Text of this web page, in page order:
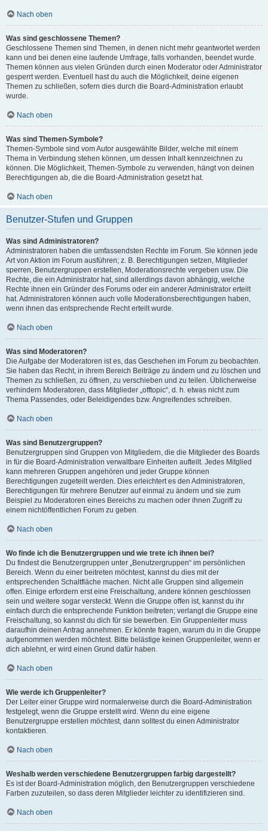
Nach oben
Was sind geschlossene Themen?
Geschlossene Themen sind Themen, in denen nicht mehr geantwortet werden
kann und bei denen eine laufende Umfrage, falls vorhanden, beendet wurde.
Themen können aus vielen Gründen durch einen Moderator oder Administrator
gesperrt werden. Eventuell hast du auch die Möglichkeit, deine eigenen
Themen zu schließen, sofern dies durch die Board-Administration erlaubt
wurde.
Nach oben
Was sind Themen-Symbole?
Themen-Symbole sind vom Autor ausgewählte Bilder, welche mit einem
Thema in Verbindung stehen können, um dessen Inhalt kennzeichnen zu
können. Die Möglichkeit, Themen-Symbole zu verwenden, hängt von deinen
Berechtigungen ab, die die Board-Administration gesetzt hat.
Nach oben
Benutzer-Stufen und Gruppen
Was sind Administratoren?
Administratoren haben die umfassendsten Rechte im Forum. Sie können jede
Art von Aktion im Forum ausführen; z. B. Berechtigungen setzen, Mitglieder
sperren, Benutzergruppen erstellen, Moderationsrechte vergeben usw. Die
Rechte, die ein Administrator hat, sind allerdings davon abhängig, welche
Rechte ihnen ein Gründer des Forums oder ein anderer Administrator erteilt
hat. Administratoren können auch volle Moderationsberechtigungen haben,
wenn ihnen das entsprechende Recht erteilt wurde.
Nach oben
Was sind Moderatoren?
Die Aufgabe der Moderatoren ist es, das Geschehen im Forum zu beobachten.
Sie haben das Recht, in ihrem Bereich Beiträge zu ändern und zu löschen und
Themen zu schließen, zu öffnen, zu verschieben und zu teilen. Üblicherweise
verhindern Moderatoren, dass Mitglieder „offtopic“, d. h. etwas nicht zum
Thema Passendes, oder Beleidigendes bzw. Angreifendes schreiben.
Nach oben
Was sind Benutzergruppen?
Benutzergruppen sind Gruppen von Mitgliedern, die die Mitglieder des Boards
in für die Board-Administration verwaltbare Einheiten aufteilt. Jedes Mitglied
kann mehreren Gruppen angehören und jeder Gruppe können
Berechtigungen zugeteilt werden. Dies erleichtert es den Administratoren,
Berechtigungen für mehrere Benutzer auf einmal zu ändern und sie zum
Beispiel zu Moderatoren eines Bereichs zu machen oder ihnen Zugriff zu
einem nichtöffentlichen Forum zu geben.
Nach oben
Wo finde ich die Benutzergruppen und wie trete ich ihnen bei?
Du findest die Benutzergruppen unter „Benutzergruppen“ im persönlichen
Bereich. Wenn du einer beitreten möchtest, kannst du dies mit der
entsprechenden Schaltfläche machen. Nicht alle Gruppen sind allgemein
offen. Einige erfordern erst eine Freischaltung, andere können geschlossen
sein und weitere sogar versteckt. Wenn die Gruppe offen ist, kannst du ihr
einfach durch die entsprechende Funktion beitreten; verlangt die Gruppe eine
Freischaltung, so kannst du dich für sie bewerben. Ein Gruppenleiter muss
daraufhin deinen Antrag annehmen. Er könnte fragen, warum du in die Gruppe
aufgenommen werden möchtest. Bitte belästige keinen Gruppenleiter, wenn er
dich ablehnt, er wird einen Grund dafür haben.
Nach oben
Wie werde ich Gruppenleiter?
Der Leiter einer Gruppe wird normalerweise durch die Board-Administration
festgelegt, wenn die Gruppe erstellt wird. Wenn du eine eigene
Benutzergruppe erstellen möchtest, dann solltest du einen Administrator
kontaktieren.
Nach oben
Weshalb werden verschiedene Benutzergruppen farbig dargestellt?
Es ist der Board-Administration möglich, den Benutzergruppen verschiedene
Farben zuzuteilen, so dass deren Mitglieder leichter zu identifizieren sind.
Nach oben